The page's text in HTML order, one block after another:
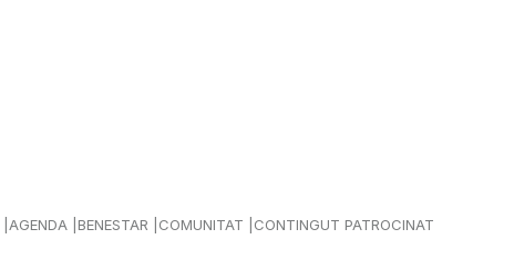
AGENDA BENESTAR COMUNITAT CONTINGUT PATROCINAT